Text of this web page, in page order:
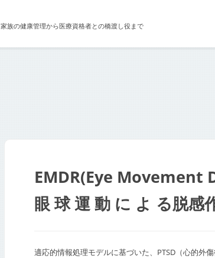
家族の健康管理から医療資格者との橋渡し役まで
EMDR(Eye Movement
眼 球 運 動 に よ る脱感
適応的情報処理モデルに基づいた、PTSD（心的外